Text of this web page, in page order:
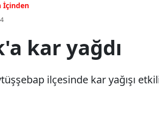
İçinden
kar yağdı
ilçesinde kar yağışı